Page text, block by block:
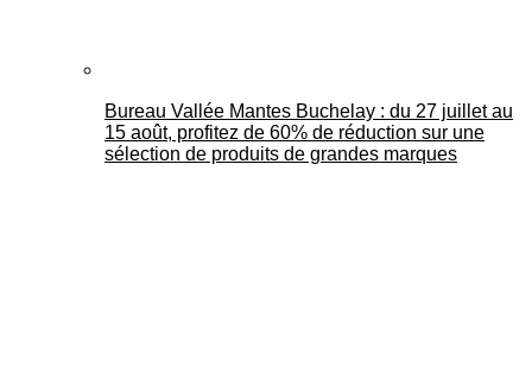
Bureau Vallée Mantes Buchelay : du 27 juillet au
15 août, profitez de 60% de réduction sur une
sélection de produits de grandes marques